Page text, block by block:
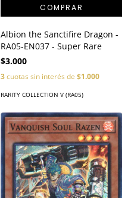
Albion the Sanctifire Dragon -
RA05-EN037 - Super Rare
$3.000
3cuotas sin interés de $1.000
RARITY COLLECTION V (RA05)